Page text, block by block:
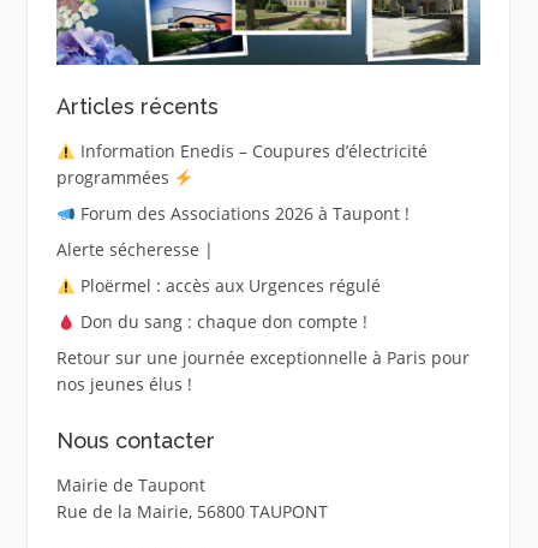
Articles récents
Information Enedis – Coupures d’électricité
programmées
Forum des Associations 2026 à Taupont !
Alerte sécheresse |
Ploërmel : accès aux Urgences régulé
Don du sang : chaque don compte !
Retour sur une journée exceptionnelle à Paris pour
nos jeunes élus !
Nous contacter
Mairie de Taupont
Rue de la Mairie, 56800 TAUPONT